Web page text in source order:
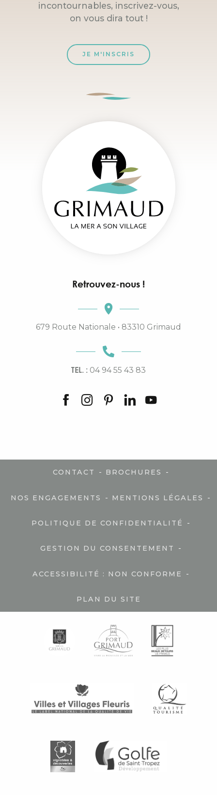
incontournables, inscrivez-vous,
on vous dira tout !
JE M'INSCRIS
Retrouvez-nous !
679 Route Nationale • 83310 Grimaud
TEL. : 04 94 55 43 83
CONTACT - BROCHURES -
NOS ENGAGEMENTS - MENTIONS LÉGALES -
POLITIQUE DE CONFIDENTIALITÉ -
GESTION DU CONSENTEMENT -
ACCESSIBILITÉ : NON CONFORME -
PLAN DU SITE